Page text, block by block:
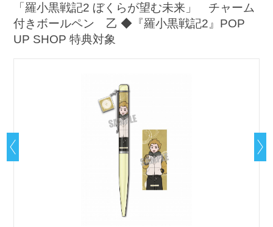
「羅小黒戦記2 ぼくらが望む未来」 チャーム
付きボールペン 乙 ◆『羅小黒戦記2』POP
UP SHOP 特典対象